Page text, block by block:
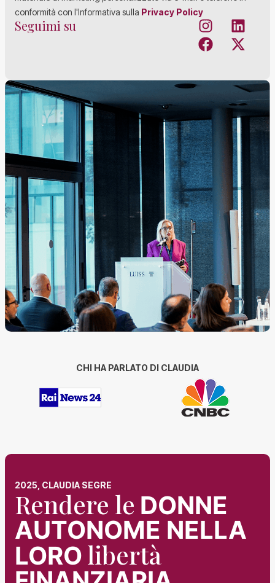
conformità con l'Informativa sulla Privacy Policy
Seguimi su
CHI HA PARLATO DI CLAUDIA
2025, CLAUDIA SEGRE
Rendere le DONNE
AUTONOME NELLA
LORO libertà